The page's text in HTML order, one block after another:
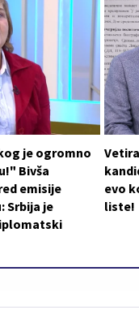
je ogromno
Bivša
emisije
Srbija je
evo
liste!